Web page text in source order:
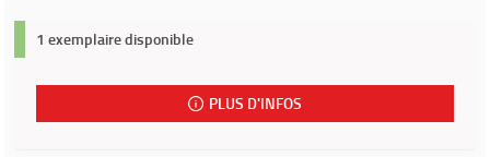
1 exemplaire disponible
PLUS D'INFOS